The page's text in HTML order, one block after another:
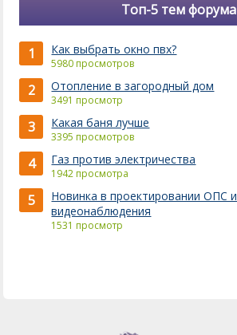
Топ-5 тем форума
1 Как выбрать окно пвх?
5980 просмотров
2 Отопление в загородный дом
3491 просмотр
3 Какая баня лучше
3395 просмотров
4 Газ против электричества
1942 просмотра
5
Новинка в проектировании ОПС и
видеонаблюдения
1531 просмотр